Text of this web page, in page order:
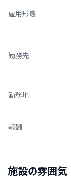
雇用形態
勤務先
勤務地
報酬
施設の雰囲気